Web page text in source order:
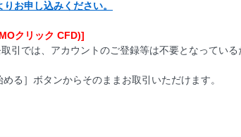
お申し込みください。
クリック CFD)]
引では、アカウントのご登録等は不要となってい
る］ボタンからそのままお取引いただけます。